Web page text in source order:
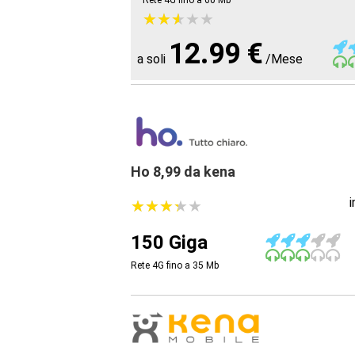
★★★★★
★★★★★
a soli 12.99 € /Mese
Ho 8,99 da kena
★★★★★
★★★★★
150 Giga
Rete 4G fino a 35 Mb